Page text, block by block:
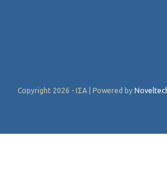
Copyright 2026 - ΙΣΑ | Powered by